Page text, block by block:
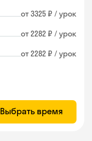
от 3325 ₽ / урок
от 2282 ₽ / урок
от 2282 ₽ / урок
Выбрать время